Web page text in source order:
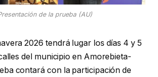
de la prueba (AU)
2026 tendrá lugar los días 4 y 5
del municipio en Amorebieta-
contará con la participación de